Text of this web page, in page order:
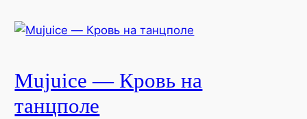
Mujuice — Кровь на
танцполе